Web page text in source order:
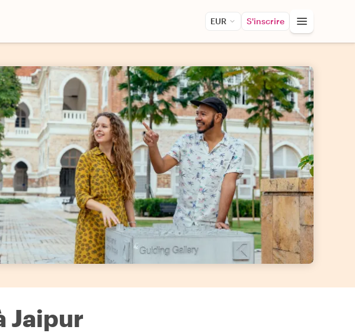
EUR S'inscrire
Jaipur